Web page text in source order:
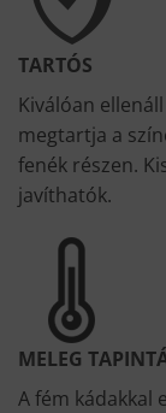
TARTÓS
Kiválóan
megtartja a
fenék részen.
javíthatók.
MELEG
A fém kádakkal